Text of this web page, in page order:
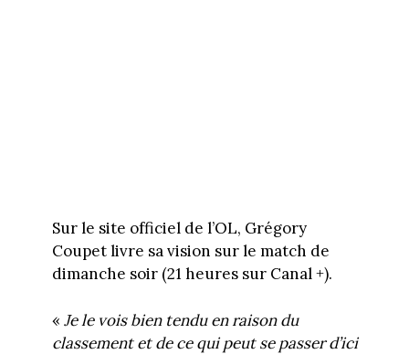
Sur le site officiel de l’OL, Grégory
Coupet livre sa vision sur le match de
dimanche soir (21 heures sur Canal +).
« Je le vois bien tendu en raison du
classement et de ce qui peut se passer d’ici